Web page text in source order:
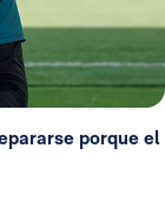
porque el